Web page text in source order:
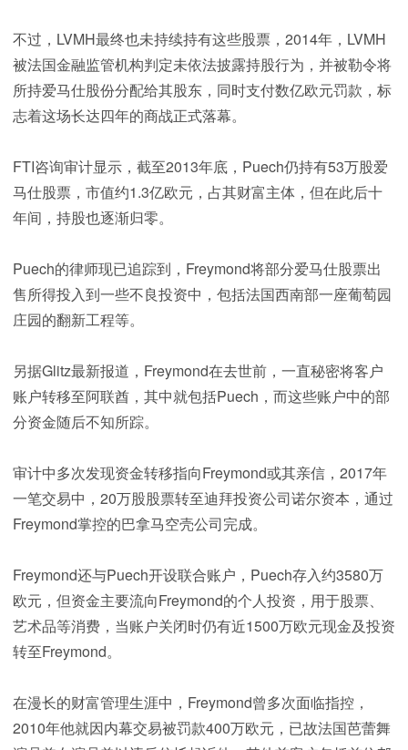
不过，LVMH最终也未持续持有这些股票，2014年，LVMH
被法国金融监管机构判定未依法披露持股行为，并被勒令将
所持爱马仕股份分配给其股东，同时支付数亿欧元罚款，标
志着这场长达四年的商战正式落幕。
FTI咨询审计显示，截至2013年底，Puech仍持有53万股爱
马仕股票，市值约1.3亿欧元，占其财富主体，但在此后十
年间，持股也逐渐归零。
Puech的律师现已追踪到，Freymond将部分爱马仕股票出
售所得投入到一些不良投资中，包括法国西南部一座葡萄园
庄园的翻新工程等。
另据Glitz最新报道，Freymond在去世前，一直秘密将客户
账户转移至阿联酋，其中就包括Puech，而这些账户中的部
分资金随后不知所踪。
审计中多次发现资金转移指向Freymond或其亲信，2017年
一笔交易中，20万股股票转至迪拜投资公司诺尔资本，通过
Freymond掌控的巴拿马空壳公司完成。
Freymond还与Puech开设联合账户，Puech存入约3580万
欧元，但资金主要流向Freymond的个人投资，用于股票、
艺术品等消费，当账户关闭时仍有近1500万欧元现金及投资
转至Freymond。
在漫长的财富管理生涯中，Freymond曾多次面临指控，
2010年他就因内幕交易被罚款400万欧元，已故法国芭蕾舞